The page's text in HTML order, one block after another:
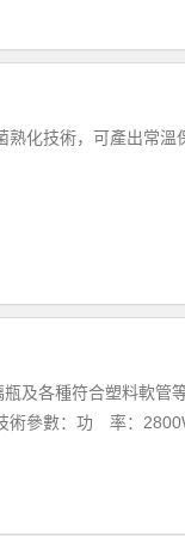
熟化技術，可產出常溫
及各種符合塑料軟管
術參數：功 率：